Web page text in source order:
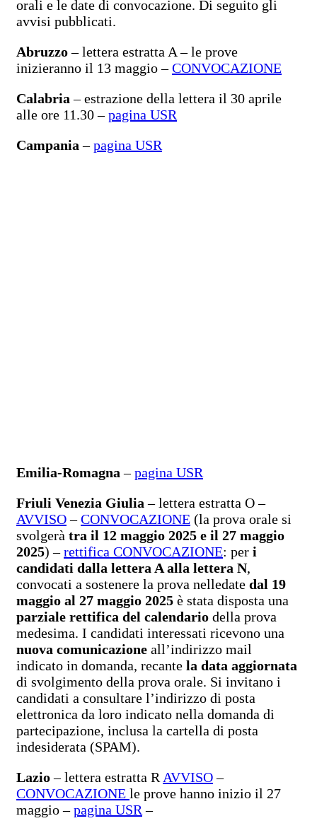
orali e le date di convocazione. Di seguito gli
avvisi pubblicati.
Abruzzo– lettera estratta A – le prove
inizieranno il 13 maggio –CONVOCAZIONE
Calabria– estrazione della lettera il 30 aprile
alle ore 11.30 –pagina USR
Campania–pagina USR
Emilia-Romagna–pagina USR
Friuli Venezia Giulia– lettera estratta O –
AVVISO–CONVOCAZIONE (la prova orale si
svolgerà tra il 12 maggio 2025 e il 27 maggio
2025) –rettifica CONVOCAZIONE: per i
candidati dalla lettera A alla lettera N,
convocati a sostenere la prova nelledate dal 19
maggio al 27 maggio 2025 è stata disposta una
parziale rettifica del calendario della prova
medesima. I candidati interessati ricevono una
nuova comunicazione all’indirizzo mail
indicato in domanda, recante la data aggiornata
di svolgimento della prova orale. Si invitano i
candidati a consultare l’indirizzo di posta
elettronica da loro indicato nella domanda di
partecipazione, inclusa la cartella di posta
indesiderata (SPAM).
Lazio– lettera estratta R AVVISO–
CONVOCAZIONE le prove hanno inizio il 27
maggio –pagina USR –